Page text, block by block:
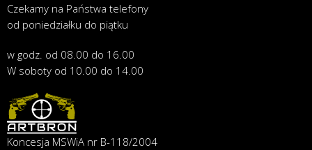
Czekamy na Państwa telefony
od poniedziałku do piątku
w godz. od 08.00 do 16.00
W soboty od 10.00 do 14.00
Koncesja MSWiA nr B-118/2004